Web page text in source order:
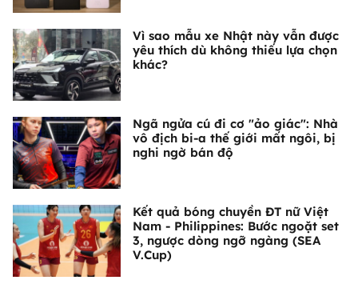
Vì sao mẫu xe Nhật này vẫn được
yêu thích dù không thiếu lựa chọn
khác?
Ngã ngửa cú đi cơ "ảo giác": Nhà
vô địch bi-a thế giới mất ngôi, bị
nghi ngờ bán độ
Kết quả bóng chuyền ĐT nữ Việt
Nam - Philippines: Bước ngoặt set
3, ngược dòng ngỡ ngàng (SEA
V.Cup)